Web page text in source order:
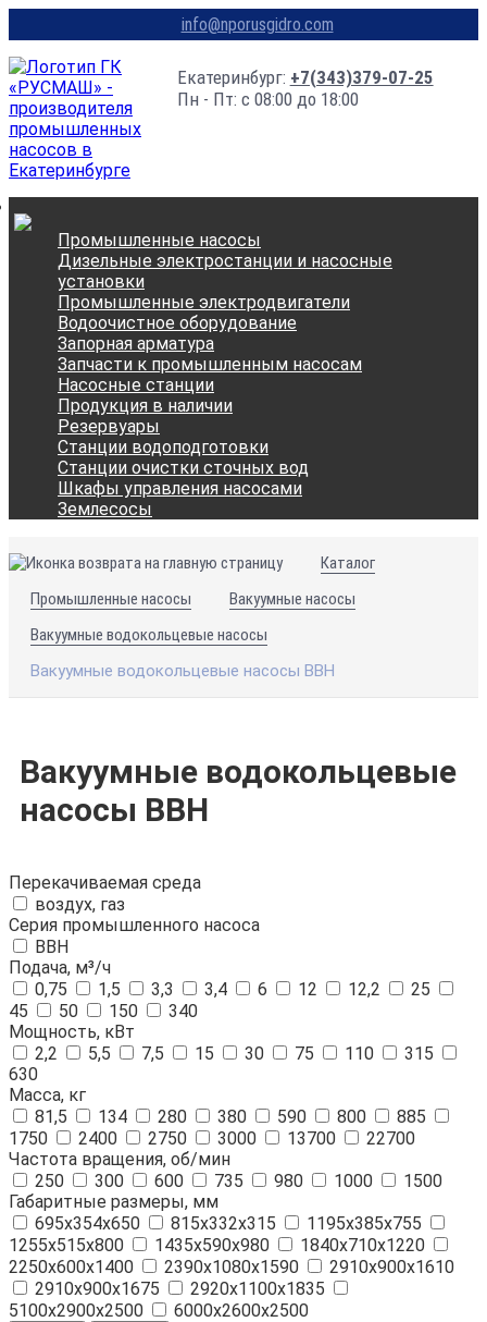
info@nporusgidro.com
Екатеринбург: +7(343)379-07-25
Пн - Пт: с 08:00 до 18:00
Промышленные насосы
Дизельные электростанции и насосные
установки
Промышленные электродвигатели
Водоочистное оборудование
Запорная арматура
Запчасти к промышленным насосам
Насосные станции
Продукция в наличии
Резервуары
Станции водоподготовки
Станции очистки сточных вод
Шкафы управления насосами
Землесосы
Каталог
Промышленные насосы
Вакуумные насосы
Вакуумные водокольцевые насосы
Вакуумные водокольцевые насосы ВВН
Вакуумные водокольцевые
насосы ВВН
Перекачиваемая среда
воздух, газ
Серия промышленного насоса
ВВН
Подача, м³/ч
0,75
1,5 3,3 3,4 6 12 12,2
25
45
50 150
340
Мощность, кВт
2,2
5,5 7,5 15 30 75 110
315
630
Масса, кг
81,5
134 280 380 590 800
885
1750
2400 2750 3000 13700
22700
Частота вращения, об/мин
250
300 600 735 980 1000
1500
Габаритные размеры, мм
695х354х650
815х332х315
1195х385х755
1255х515х800
1435х590х980
1840х710х1220
2250х600х1400
2390х1080х1590
2910х900х1610
2910х900х1675
2920х1100х1835
5100х2900х2500
6000х2600х2500